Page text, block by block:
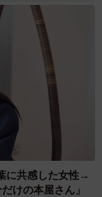
用の電熱式焼き
がら、ひとり焼
、極上タン、カ
、ホルモンＭＩ
があることがわ
に共感した女性→
けの本屋さん」